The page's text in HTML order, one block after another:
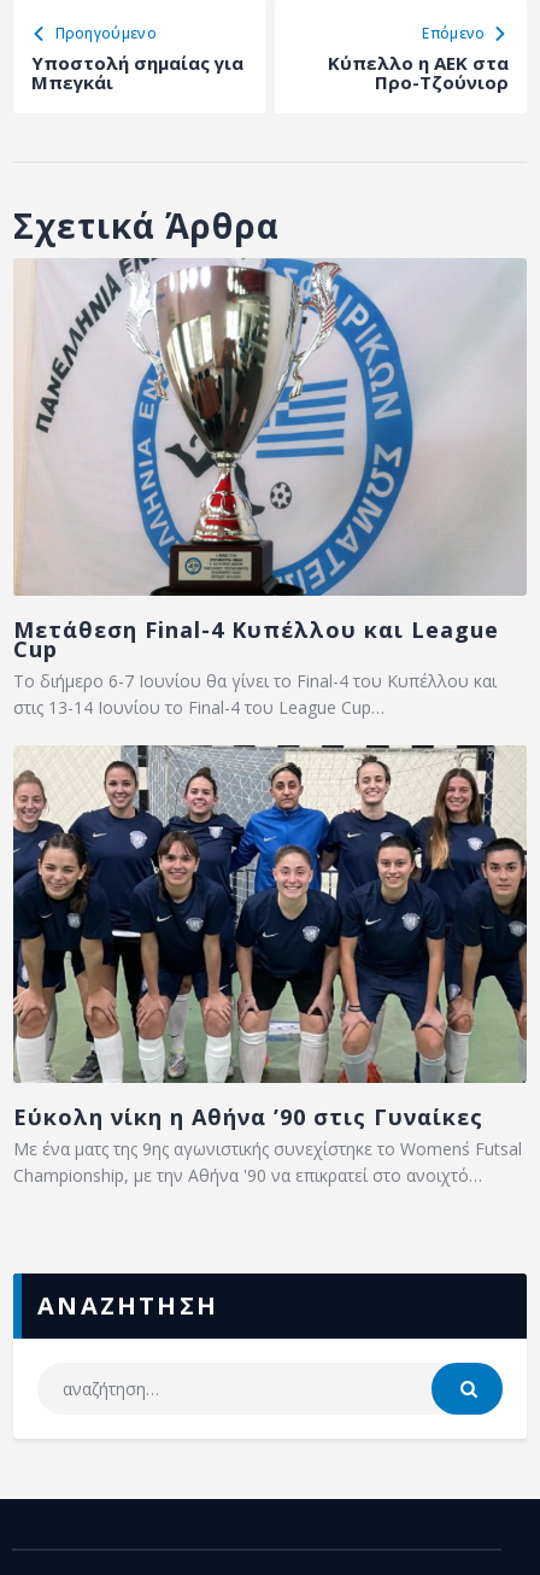
Προηγούμενο
Υποστολή σημαίας για
Μπεγκάι
Eπόμενο
Κύπελλο η ΑΕΚ στα
Προ-Τζούνιορ
Σχετικά Άρθρα
Μετάθεση Final-4 Κυπέλλου και League
Cup
Το διήμερο 6-7 Ιουνίου θα γίνει το Final-4 του Κυπέλλου και
στις 13-14 Ιουνίου το Final-4 του League Cup…
Εύκολη νίκη η Αθήνα ’90 στις Γυναίκες
Με ένα ματς της 9ης αγωνιστικής συνεχίστηκε το Women΄s Futsal
Championship, με την Αθήνα '90 να επικρατεί στο ανοιχτό…
ΑΝΑΖΗΤΗΣΗ